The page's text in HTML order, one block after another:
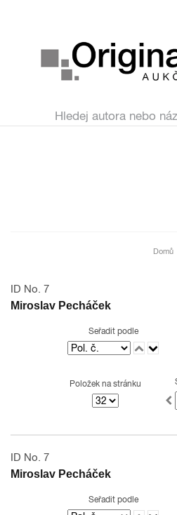
Domů
ID No. 7
Miroslav Pecháček
Seřadit podle
Položek na stránku
ID No. 7
Miroslav Pecháček
Seřadit podle